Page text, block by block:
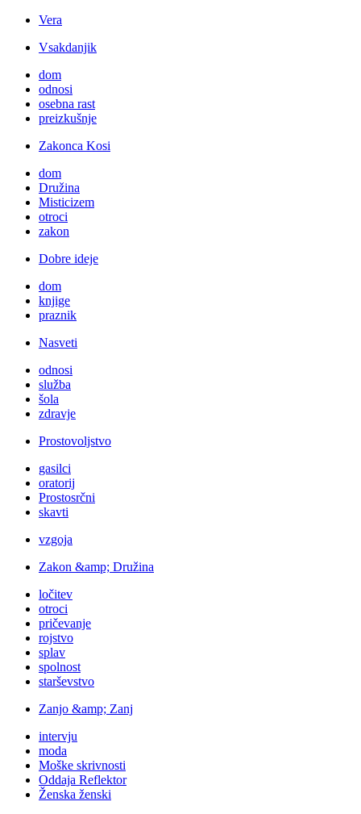
Vera
Vsakdanjik
dom
odnosi
osebna rast
preizkušnje
Zakonca Kosi
dom
Družina
Misticizem
otroci
zakon
Dobre ideje
dom
knjige
praznik
Nasveti
odnosi
služba
šola
zdravje
Prostovoljstvo
gasilci
oratorij
Prostosrčni
skavti
vzgoja
Zakon &amp; Družina
ločitev
otroci
pričevanje
rojstvo
splav
spolnost
starševstvo
Zanjo &amp; Zanj
intervju
moda
Moške skrivnosti
Oddaja Reflektor
Ženska ženski